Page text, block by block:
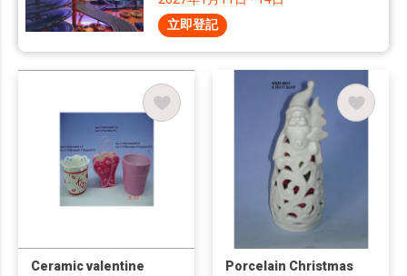
立即登記
Ceramic valentine
Porcelain Christmas